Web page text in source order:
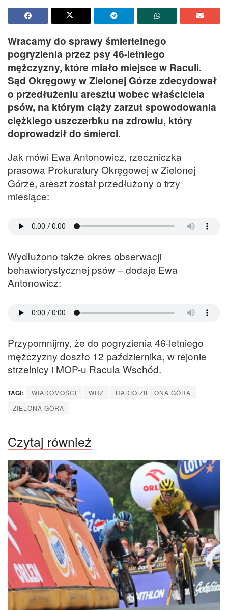
Wracamy do sprawy śmiertelnego
pogryzienia przez psy 46-letniego
mężczyzny, które miało miejsce w Raculi.
Sąd Okręgowy w Zielonej Górze zdecydował
o przedłużeniu aresztu wobec właściciela
psów, na którym ciąży zarzut spowodowania
ciężkiego uszczerbku na zdrowiu, który
doprowadził do śmierci.
Jak mówi Ewa Antonowicz, rzeczniczka
prasowa Prokuratury Okręgowej w Zielonej
Górze, areszt został przedłużony o trzy
miesiące:
Wydłużono także okres obserwacji
behawiorystycznej psów – dodaje Ewa
Antonowicz:
Przypomnijmy, że do pogryzienia 46-letniego
mężczyzny doszło 12 października, w rejonie
strzelnicy i MOP-u Racula Wschód.
TAGI: WIADOMOŚCI WRZ
RADIO ZIELONA GÓRA
ZIELONA GÓRA
Czytaj również